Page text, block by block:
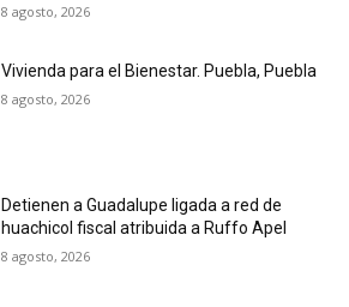
8 agosto, 2026
Vivienda para el Bienestar. Puebla, Puebla
8 agosto, 2026
Detienen a Guadalupe ligada a red de
huachicol fiscal atribuida a Ruffo Apel
8 agosto, 2026